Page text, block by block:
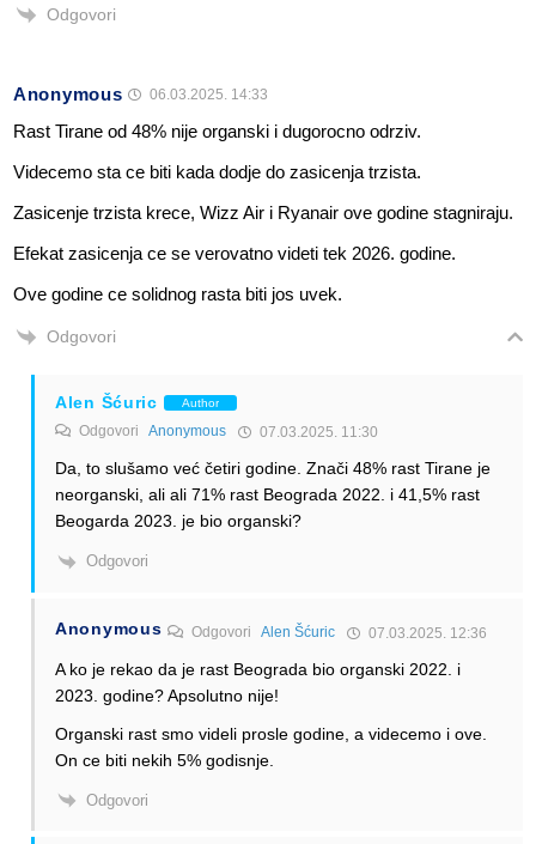
Odgovori
Anonymous 06.03.2025. 14:33
Rast Tirane od 48% nije organski i dugorocno odrziv.
Videcemo sta ce biti kada dodje do zasicenja trzista.
Zasicenje trzista krece, Wizz Air i Ryanair ove godine stagniraju.
Efekat zasicenja ce se verovatno videti tek 2026. godine.
Ove godine ce solidnog rasta biti jos uvek.
Odgovori
Alen Šćuric Author
Odgovori Anonymous 07.03.2025. 11:30
Da, to slušamo već četiri godine. Znači 48% rast Tirane je
neorganski, ali ali 71% rast Beograda 2022. i 41,5% rast
Beogarda 2023. je bio organski?
Odgovori
Anonymous OdgovoriAlen Šćuric 07.03.2025. 12:36
A ko je rekao da je rast Beograda bio organski 2022. i
2023. godine? Apsolutno nije!
Organski rast smo videli prosle godine, a videcemo i ove.
On ce biti nekih 5% godisnje.
Odgovori